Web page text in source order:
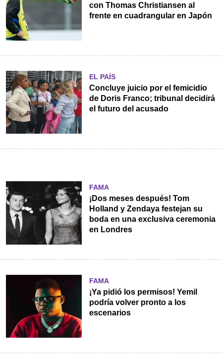
con Thomas Christiansen al
frente en cuadrangular en Japón
EL PAÍS
Concluye juicio por el femicidio
de Doris Franco; tribunal decidirá
el futuro del acusado
FAMA
¡Dos meses después! Tom
Holland y Zendaya festejan su
boda en una exclusiva ceremonia
en Londres
FAMA
¡Ya pidió los permisos! Yemil
podría volver pronto a los
escenarios